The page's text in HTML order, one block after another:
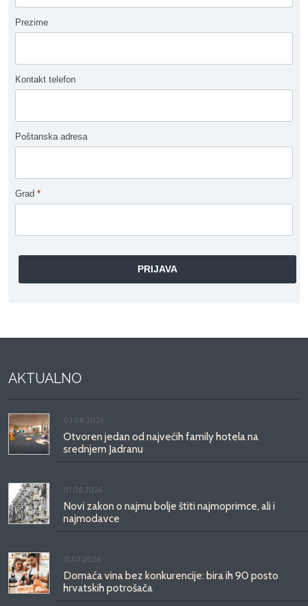
Prezime
Kontakt telefon
Poštanska adresa
Grad *
AKTUALNO
03.08.2026.
Otvoren jedan od najvećih family hotela na
srednjem Jadranu
01.08.2026.
Novi zakon o najmu bolje štiti najmoprimce, ali i
najmodavce
31.07.2026.
Domaća vina bez konkurencije: bira ih 90 posto
hrvatskih potrošača